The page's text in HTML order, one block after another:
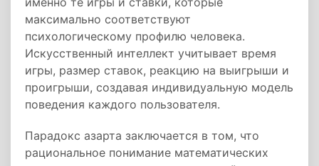
максимально соответствуют
психологическому профилю человека.
Искусственный интеллект учитывает время
игры, размер ставок, реакцию на выигрыши и
проигрыши, создавая индивидуальную модель
поведения каждого пользователя.
Парадокс азарта заключается в том, что
рациональное понимание математических